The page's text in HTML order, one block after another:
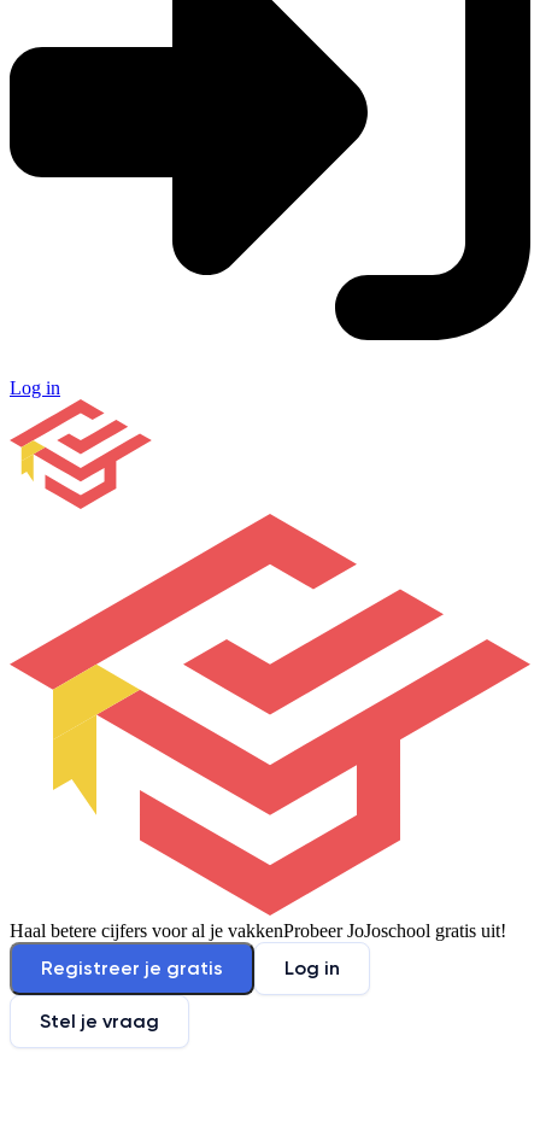
Log in
Haal betere cijfers voor al je vakkenProbeer JoJoschool gratis uit!
Registreer je gratis Log in
Stel je vraag